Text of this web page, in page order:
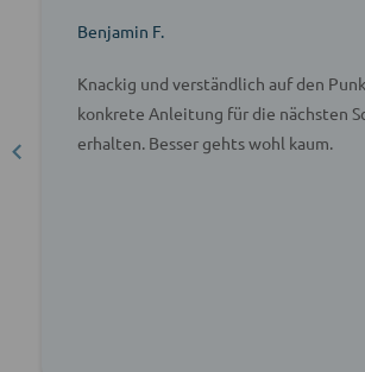
Benjamin F.
Knackig und verständlich auf den
konkrete Anleitung für die nächsten
erhalten. Besser gehts wohl kaum.